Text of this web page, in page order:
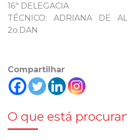
16ª DELEGACIA
TÉCNICO: ADRIANA DE
2o.DAN
Compartilhar
O que está